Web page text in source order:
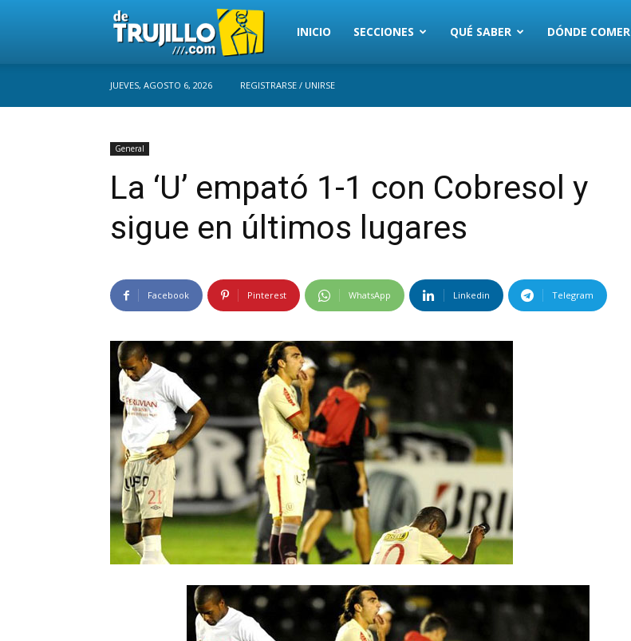
Trujillo
INICIO SECCIONES QUÉ SABER DÓNDE COMER
JUEVES, AGOSTO 6, 2026 REGISTRARSE / UNIRSE
General
La ‘U’ empató 1-1 con Cobresol y
sigue en últimos lugares
Facebook Pinterest WhatsApp Linkedin Telegram